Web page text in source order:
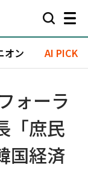
オン AI PICK
ォーラ
「庶民
国経済